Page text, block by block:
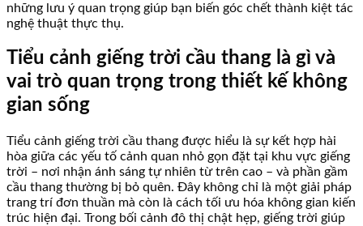
những lưu ý quan trọng giúp bạn biến góc chết thành kiệt tác
nghệ thuật thực thụ.
Tiểu cảnh giếng trời cầu thang là gì và
vai trò quan trọng trong thiết kế không
gian sống
Tiểu cảnh giếng trời cầu thang được hiểu là sự kết hợp hài
hòa giữa các yếu tố cảnh quan nhỏ gọn đặt tại khu vực giếng
trời – nơi nhận ánh sáng tự nhiên từ trên cao – và phần gầm
cầu thang thường bị bỏ quên. Đây không chỉ là một giải pháp
trang trí đơn thuần mà còn là cách tối ưu hóa không gian kiến
trúc hiện đại. Trong bối cảnh đô thị chật hẹp, giếng trời giúp